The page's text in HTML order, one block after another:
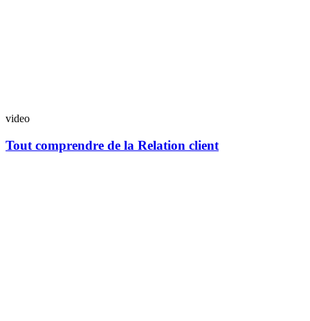
video
Tout comprendre de la Relation client